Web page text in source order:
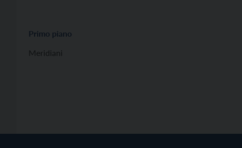
Primo piano
Meridiani